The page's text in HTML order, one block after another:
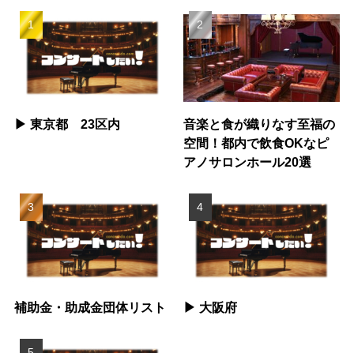
▶︎ 東京都 23区内
音楽と食が織りなす至福の
空間！都内で飲食OKなピ
アノサロンホール20選
補助金・助成金団体リスト ▶︎ 大阪府